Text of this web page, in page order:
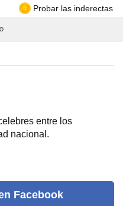
Probar las inderectas
entre los
nacional.
Facebook